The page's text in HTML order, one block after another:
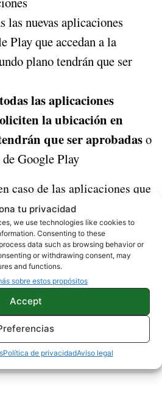
tu privacidad
we use technologies like cookies to
Consenting to these
data such as browsing behavior or
or withdrawing consent, may
and functions.
sobre estos propósitos
Accept
Política de privacidadAviso legal
las nuevas aplicaciones
Play que accedan a la
plano tendrán que ser
todas las aplicaciones
la ubicación en
que ser aprobadaso
Google Play
caso de las aplicaciones que
plazo se extiende hasta
pero es de esperar que
se adapten a esta
evitar problemas con sus